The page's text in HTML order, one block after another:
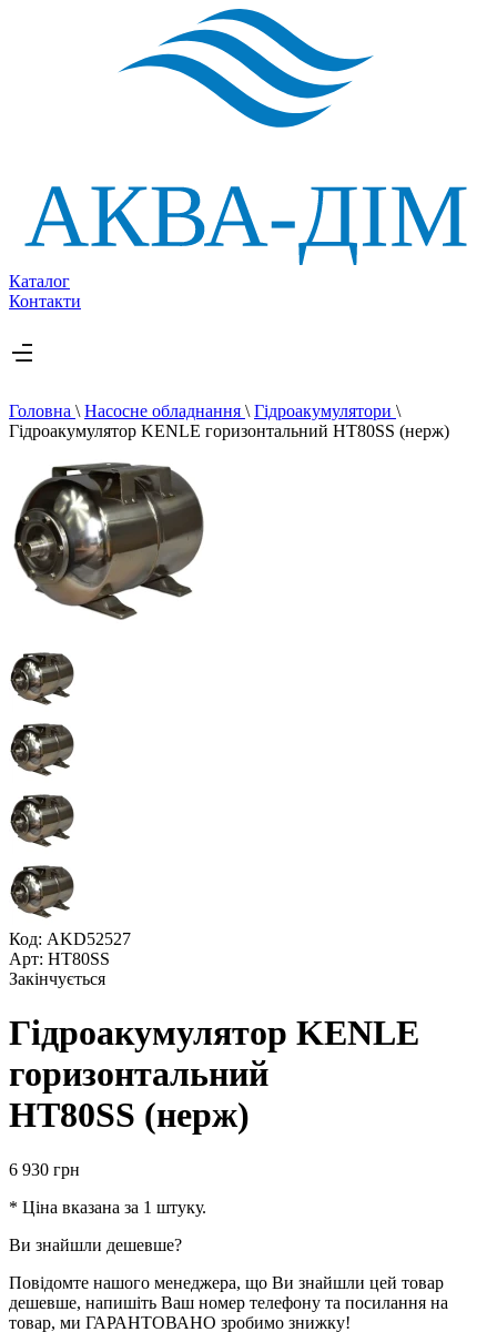
Каталог
Контакти
Головна \ Насосне обладнання \ Гідроакумулятори \
Гідроакумулятор KENLE горизонтальний НT80SS (нерж)
Код: AKD52527
Арт: НT80SS
Закінчується
Гідроакумулятор KENLE
горизонтальний
НT80SS (нерж)
6 930 грн
* Ціна вказана за 1 штуку.
Ви знайшли дешевше?
Повідомте нашого менеджера, що Ви знайшли цей товар
дешевше, напишіть Ваш номер телефону та посилання на
товар, ми ГАРАНТОВАНО зробимо знижку!